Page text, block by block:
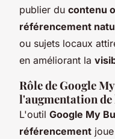
publier du contenu
référencement
ou sujets locaux
en améliorant la
Rôle de Google
l'augmentation
L'outil Google My
référencement